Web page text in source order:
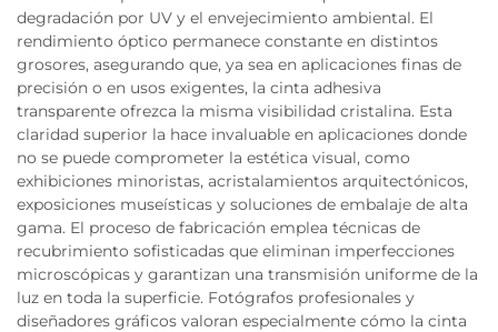
degradación por UV y el envejecimiento ambiental. El
rendimiento óptico permanece constante en distintos
grosores, asegurando que, ya sea en aplicaciones finas de
precisión o en usos exigentes, la cinta adhesiva
transparente ofrezca la misma visibilidad cristalina. Esta
claridad superior la hace invaluable en aplicaciones donde
no se puede comprometer la estética visual, como
exhibiciones minoristas, acristalamientos arquitectónicos,
exposiciones museísticas y soluciones de embalaje de alta
gama. El proceso de fabricación emplea técnicas de
recubrimiento sofisticadas que eliminan imperfecciones
microscópicas y garantizan una transmisión uniforme de la
luz en toda la superficie. Fotógrafos profesionales y
diseñadores gráficos valoran especialmente cómo la cinta